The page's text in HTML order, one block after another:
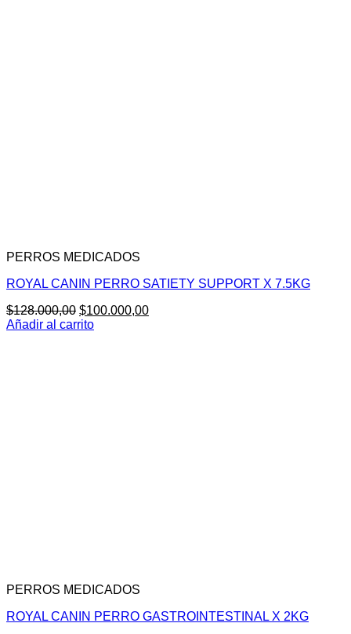
PERROS MEDICADOS
ROYAL CANIN PERRO SATIETY SUPPORT X 7.5KG
$128.000,00 El
precio
$100.000,00El
Añadir al carrito
PERROS MEDICADOS
ROYAL CANIN PERRO GASTROINTESTINAL X 2KG